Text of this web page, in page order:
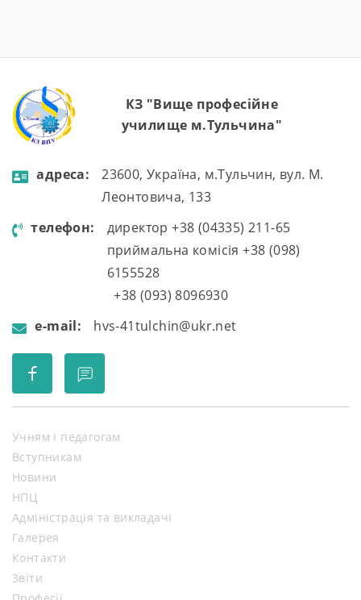
зіткнутися, […]
КЗ "Вище професійне
училище м.Тульчина"
aдресa:
23600, Україна, м.Тульчин, вул. М.
Леонтовича, 133
телефон:
директор +38 (04335) 211-65
приймальна комісія +38 (098)
6155528
+38 (093) 8096930
e-mail:
hvs-41tulchin@ukr.net
Учням і педагогам
Вступникам
Новини
НПЦ
Адміністрація та викладачі
Галерея
Контакти
Звіти